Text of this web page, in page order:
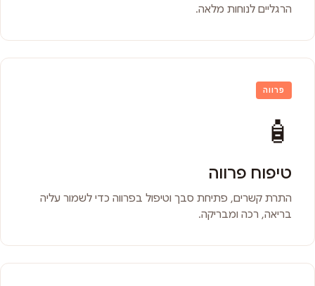
הרגליים לנוחות מלאה.
פרווה
🧴
טיפוח פרווה
התרת קשרים, פתיחת סבך וטיפול בפרווה כדי לשמור עליה
בריאה, רכה ומבריקה.